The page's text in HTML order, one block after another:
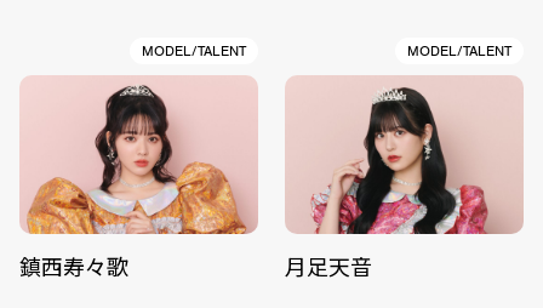
MODEL/TALENT
鎮西寿々歌
MODEL/TALENT
月足天音